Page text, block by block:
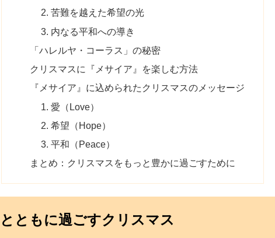
2. 苦難を越えた希望の光
3. 内なる平和への導き
「ハレルヤ・コーラス」の秘密
クリスマスに『メサイア』を楽しむ方法
『メサイア』に込められたクリスマスのメッセージ
1. 愛（Love）
2. 希望（Hope）
3. 平和（Peace）
まとめ：クリスマスをもっと豊かに過ごすために
とともに過ごすクリスマス